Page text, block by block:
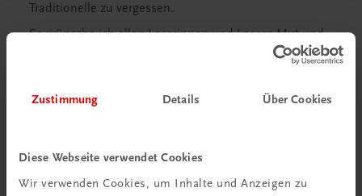
Zustimmung Details Über Cookies
Diese Webseite verwendet Cookies
Wir verwenden Cookies, um Inhalte und Anzeigen zu
Traditionelle zu vergessen.
So wünsche ich allen Leserinnen und Lesern Mut und
Kreativität. Ich wünsche mir aber auch, dass das Alte